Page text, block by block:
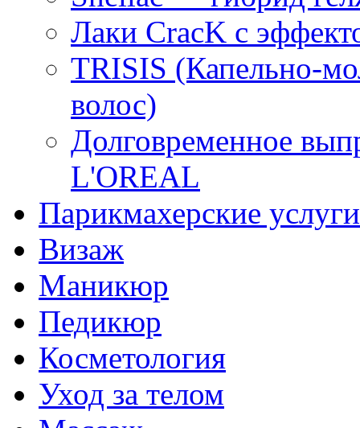
Лаки CracK с
TRISIS (Капельно-
волос)
Долговременное
L'OREAL
Парикмахерские услуги
Визаж
Маникюр
Педикюр
Косметология
Уход за телом